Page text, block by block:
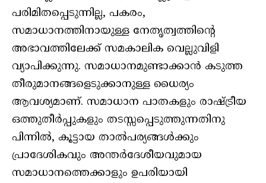
പരിമിതപ്പെടുന്നില്ല, പകരം,
സമാധാനത്തിനായുള്ള നേതൃത്വത്തിന്റെ
അഭാവത്തിലേക്ക് സമകാലിക വെല്ലുവിളി
വ്യാപിക്കുന്നു. സമാധാനമുണ്ടാക്കാന്‍ കടുത്ത
തീരുമാനങ്ങളെടുക്കാനുള്ള ധൈര്യം
ആവശ്യമാണ്. സമാധാന പാതകളും രാഷ്ട്രീയ
ഒത്തുതീര്‍പ്പുകളും തടസ്സപ്പെടുത്തുന്നതിനു
പിന്നില്‍, കൂട്ടായ താല്‍പര്യങ്ങള്‍ക്കും
പ്രാദേശികവും അന്തര്‍ദേശീയവുമായ
സമാധാനത്തെക്കാളും ഉപരിയായി